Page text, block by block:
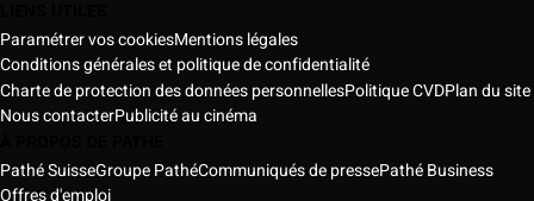
Paramétrer vos cookiesMentions légales
Conditions générales et politique de confidentialité
Charte de protection des données personnellesPolitique CVDPlan du site
Nous contacterPublicité au cinéma
Pathé SuisseGroupe PathéCommuniqués de pressePathé Business
Offres d'emploi